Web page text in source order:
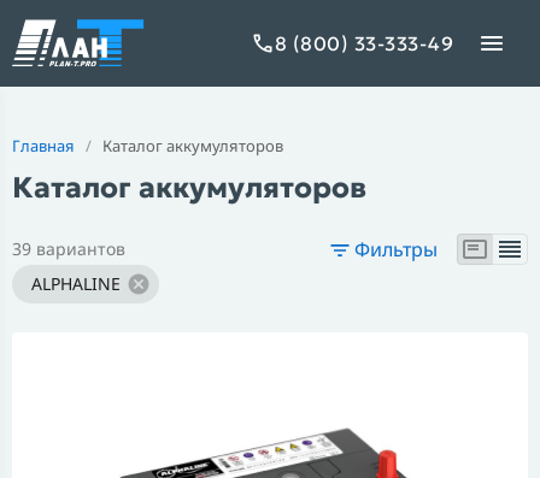
8 (800) 33-333-49
Главная / Каталог аккумуляторов
Каталог аккумуляторов
ALPHALINE
39 вариантов Фильтры
XTREME EFB
XTREME +EFB
BUSHIDO SILVER